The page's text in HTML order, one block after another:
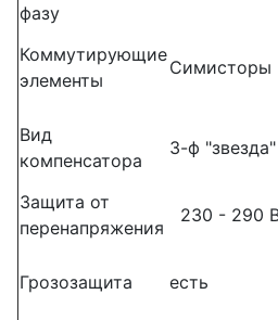
фазу
Коммутирующие
элементы
Симисторы
Вид
компенсатора
3-ф "звезда"
Защита от
перенапряжения
230 - 290
Грозозащита есть